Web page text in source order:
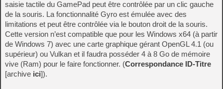
saisie tactile du GamePad peut être contrôlée par un clic gauche
de la souris. La fonctionnalité Gyro est émulée avec des
limitations et peut être contrôlée via le bouton droit de la souris.
Cette version n’est compatible que pour les Windows x64 (à partir
de Windows 7) avec une carte graphique gérant OpenGL 4.1 (ou
supérieur) ou Vulkan et il faudra posséder 4 à 8 Go de mémoire
vive (Ram) pour le faire fonctionner. (Correspondance ID-Titre
[archive ici]).